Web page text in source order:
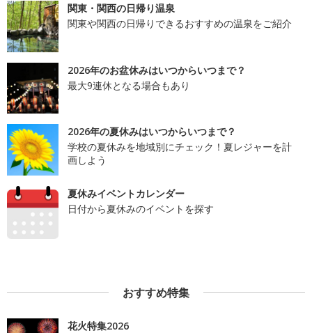
関東・関西の日帰り温泉
関東や関西の日帰りできるおすすめの温泉をご紹介
2026年のお盆休みはいつからいつまで？
最大9連休となる場合もあり
2026年の夏休みはいつからいつまで？
学校の夏休みを地域別にチェック！夏レジャーを計
画しよう
夏休みイベントカレンダー
日付から夏休みのイベントを探す
おすすめ特集
花火特集2026